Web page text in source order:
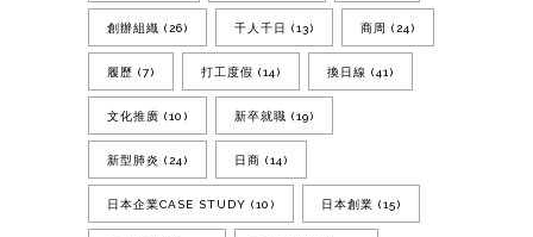
創辦組織 (26) 千人千日 (13) 商周 (24)
履歷 (7) 打工度假 (14) 換日線 (41)
文化推廣 (10) 新卒就職 (19)
新型肺炎 (24) 日商 (14)
日本企業CASE STUDY (10) 日本創業 (15)